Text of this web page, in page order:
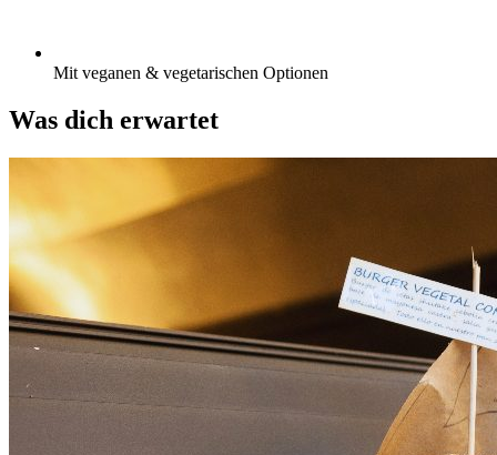
Mit veganen & vegetarischen Optionen
Was dich erwartet